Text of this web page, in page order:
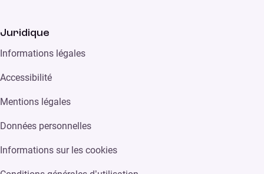
Juridique
Informations légales
Accessibilité
Mentions légales
Données personnelles
Informations sur les cookies